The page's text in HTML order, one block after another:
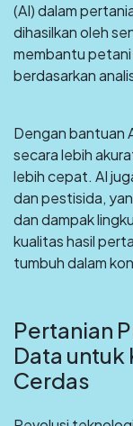
(AI) dalam
dihasilkan oleh
membantu
berdasarkan
Dengan bantuan
secara lebih
lebih cepat. AI
dan pestisida,
dan dampak
kualitas hasil
tumbuh dalam
Pertanian
Data untuk
Cerdas